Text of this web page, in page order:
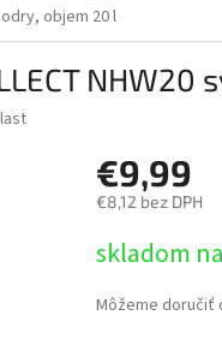
objem 20 l
€9,99
€8,12 bez DPH
cena:
skladom
Môžeme doručiť